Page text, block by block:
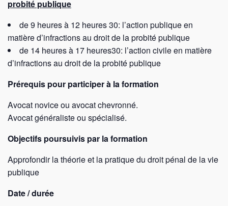
probité publique
de 9 heures à 12 heures 30: l’action publique en
matière d’infractions au droit de la probité publique
de 14 heures à 17 heures30: l’action civile en matière
d’infractions au droit de la probité publique
Prérequis pour participer à la formation
Avocat novice ou avocat chevronné.
Avocat généraliste ou spécialisé.
Objectifs poursuivis par la formation
Approfondir la théorie et la pratique du droit pénal de la vie
publique
Date / durée